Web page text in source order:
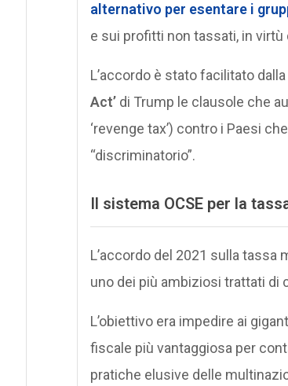
alternativo per esentare i
e sui profitti non tassati, in
L’accordo è stato facilitato
Act’ di Trump le clausole che
‘revenge tax’) contro i Paesi
“discriminatorio”.
Il sistema OCSE per la
L’accordo del 2021 sulla tassa
uno dei più ambiziosi trattati di
L’obiettivo era impedire ai
fiscale più vantaggiosa per
pratiche elusive delle